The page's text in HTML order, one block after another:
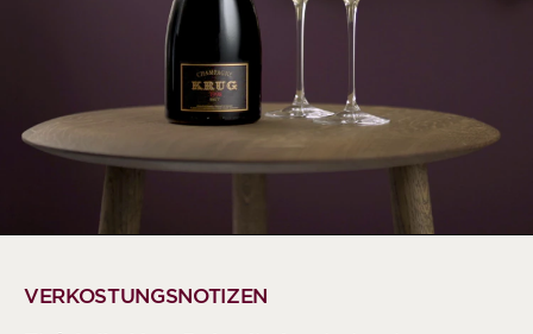
VERKOSTUNGSNOTIZEN